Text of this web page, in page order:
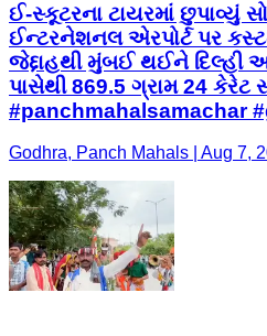
ઈ-સ્કૂટરના ટાયરમાં છુપાવ્યું
ઈન્ટરનેશનલ એરપોર્ટ પર
જેદ્દાહથી મુંબઈ થઈને દિલ્હી
પાસેથી 869.5 ગ્રામ 24 કેરેટ
#panchmahalsamachar
Godhra, Panch Mahals | Aug 7,